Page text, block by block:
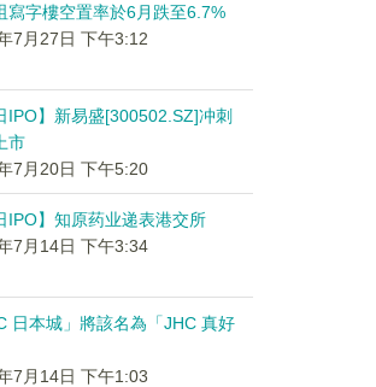
寫字樓空置率於6月跌至6.7%
7月27日 下午3:12
IPO】新易盛[300502.SZ]冲刺
市
7月20日 下午5:20
IPO】知原药业递表港交所
7月14日 下午3:34
日本城」將該名為「JHC 真好
7月14日 下午1:03